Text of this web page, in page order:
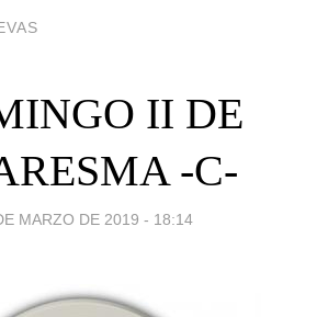
II DE
-C-
MARZO DE 2019 - 18:14